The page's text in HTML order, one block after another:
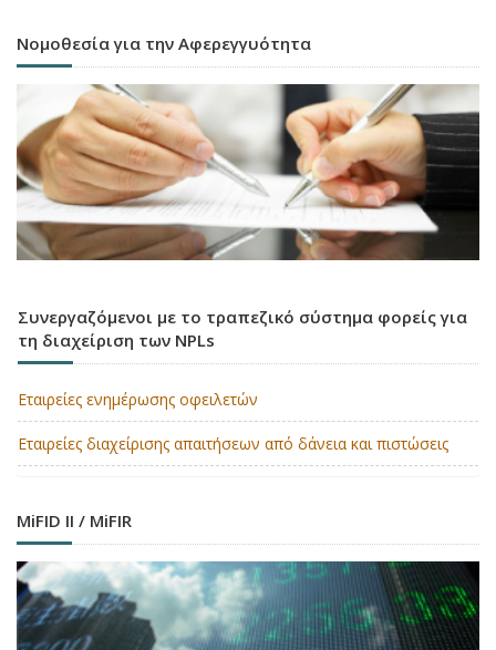
Νομοθεσία για την Αφερεγγυότητα
Συνεργαζόμενοι με το τραπεζικό σύστημα φορείς για
τη διαχείριση των NPLs
Εταιρείες ενημέρωσης οφειλετών
Εταιρείες διαχείρισης απαιτήσεων από δάνεια και πιστώσεις
MiFID II / MiFIR